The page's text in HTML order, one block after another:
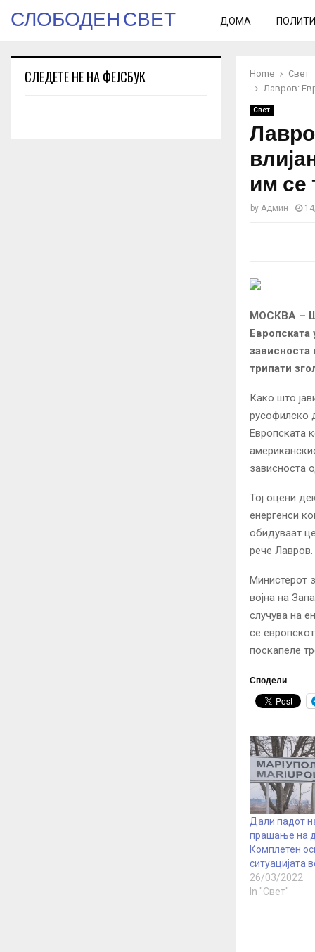
СЛОБОДЕН СВЕТ ДОМА
Home
Свет
Лавров:
Свет
им се
by Админ
МОСКВА –
зависноста
трипати
Како што
русофилско
Европската
зависноста
Тој оцени
енергенси
обидуваат
рече Лавров.
Министерот
војна на
случува на
се
поскапеле
Сподели
Дали падот
прашање на
Комплетен
ситуацијата
26/03/2022
In "Свет"
СЛЕДЕТЕ НЕ НА ФЕЈСБУК